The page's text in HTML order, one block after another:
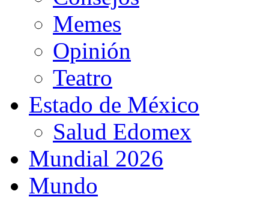
Memes
Opinión
Teatro
Estado de México
Salud Edomex
Mundial 2026
Mundo